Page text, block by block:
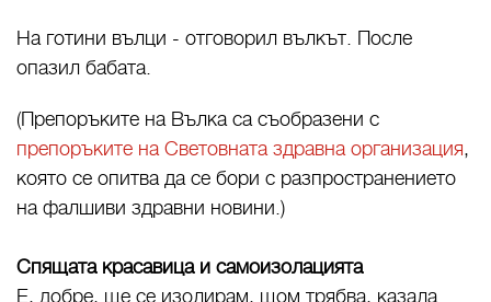
На готини вълци - отговорил вълкът. После
опазил бабата.
(Препоръките на Вълка са съобразени с
препоръките на Световната здравна организация,
която се опитва да се бори с разпространението
на фалшиви здравни новини.)
Спящата красавица и самоизолацията
Е, добре, ще се изолирам, щом трябва, казала